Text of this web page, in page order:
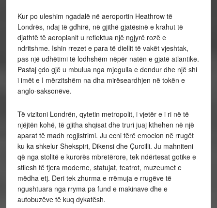
Kur po uleshim ngadalë në aeroportin Heathrow të
Londrës, ndaj të gdhirë, në gjithë gjatësinë e krahut të
djathtë të aeroplanit u reflektua një ngjyrë rozë e
ndritshme. Ishin rrezet e para të diellit të vakët vjeshtak,
pas një udhëtimi të lodhshëm nëpër natën e gjatë atlantike.
Pastaj çdo gjë u mbulua nga mjegulla e dendur dhe një shi
i imët e I mërzitshëm na dha mirëseardhjen në tokën e
anglo-saksonëve.
Të vizitoni Londrën, qytetin metropolit, i vjetër e i ri në të
njëjtën kohë, të gjitha shqisat dhe truri juaj kthehen në një
aparat të madh regjistrimi. Ju ecni tërë emocion në rrugët
ku ka shkelur Shekspiri, Dikensi dhe Çurcilli. Ju mahniteni
që nga stolitë e kurorës mbretërore, tek ndërtesat gotike e
stilesh të tjera moderne, statujat, teatrot, muzeumet e
mëdha etj. Deri tek zhurma e rrëmuja e rrugëve të
ngushtuara nga rryma pa fund e makinave dhe e
autobuzëve të kuq dykatësh.